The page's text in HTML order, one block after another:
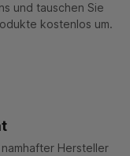
und tauschen Sie
kostenlos um.
Hersteller